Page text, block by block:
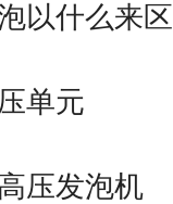
以什么来
单元
压发泡机